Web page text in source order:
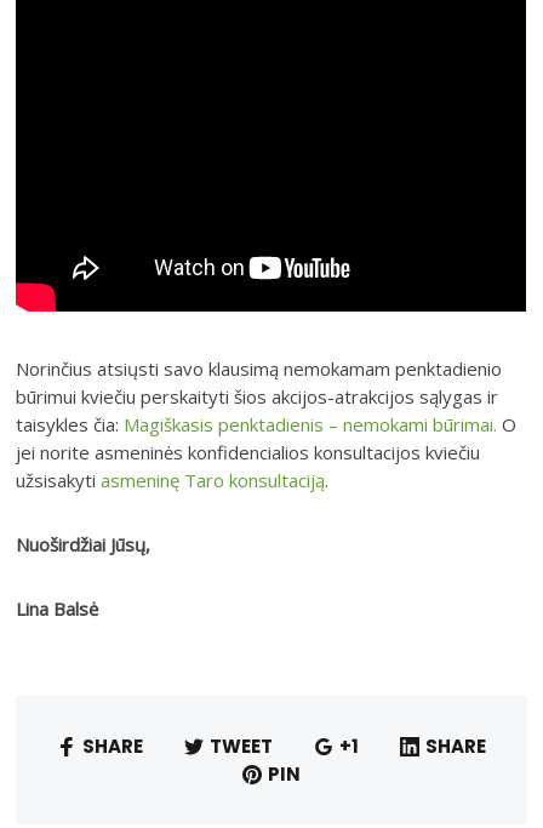
Norinčius atsiųsti savo klausimą nemokamam penktadienio
būrimui kviečiu perskaityti šios akcijos-atrakcijos sąlygas ir
taisykles čia: Magiškasis penktadienis – nemokami būrimai. O
jei norite asmeninės konfidencialios konsultacijos kviečiu
užsisakytiasmeninę Taro konsultaciją.
Nuoširdžiai Jūsų,
Lina Balsė
SHARE TWEET +1
SHARE
PIN